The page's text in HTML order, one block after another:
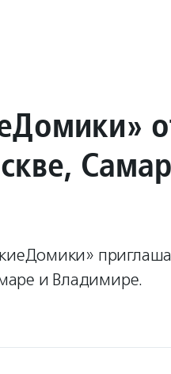
и Владимире.